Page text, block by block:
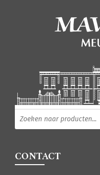
Producten zoeken
CONTACT